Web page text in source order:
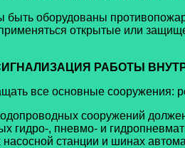
быть оборудованы
открытые или
РАБОТЫ
все основные сооружения:
сооружений
гидро-, пневмо- и
станции и шинах